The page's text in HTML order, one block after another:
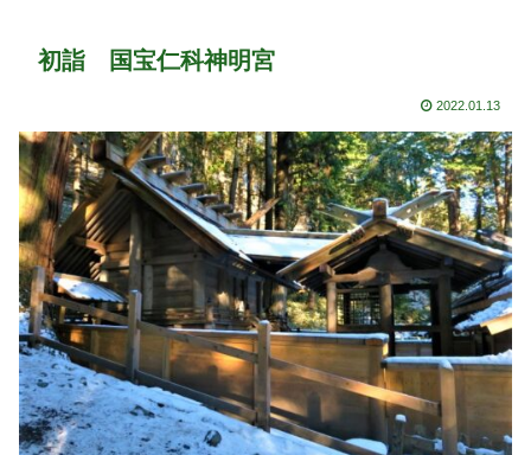
初詣 国宝仁科神明宮
2022.01.13